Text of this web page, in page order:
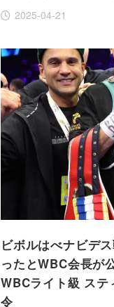
2025-04-21
ビボルはべナビデ
ったとWBC会長が
WBCライト級 ス
令